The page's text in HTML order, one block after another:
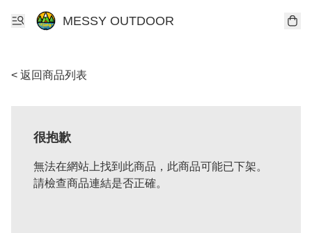
MESSY OUTDOOR
< 返回商品列表
很抱歉
無法在網站上找到此商品，此商品可能已下架。
請檢查商品連結是否正確。